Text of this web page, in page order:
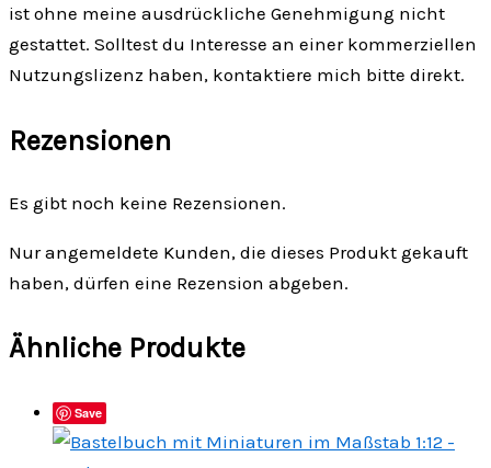
ist ohne meine ausdrückliche Genehmigung nicht
gestattet. Solltest du Interesse an einer kommerziellen
Nutzungslizenz haben, kontaktiere mich bitte direkt.
Rezensionen
Es gibt noch keine Rezensionen.
Nur angemeldete Kunden, die dieses Produkt gekauft
haben, dürfen eine Rezension abgeben.
Ähnliche Produkte
Save